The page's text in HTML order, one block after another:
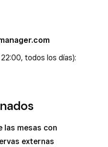
todos los días):
las mesas con
externas